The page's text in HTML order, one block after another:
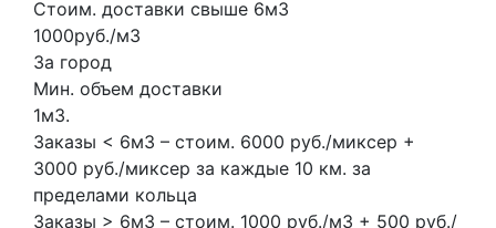
Стоим. доставки свыше 6м3
1000руб./м3
За город
Мин. объем доставки
1м3.
Заказы < 6м3 – стоим. 6000 руб./миксер +
3000 руб./миксер за каждые 10 км. за
пределами кольца
Заказы > 6м3 – стоим. 1000 руб./м3 + 500 руб./